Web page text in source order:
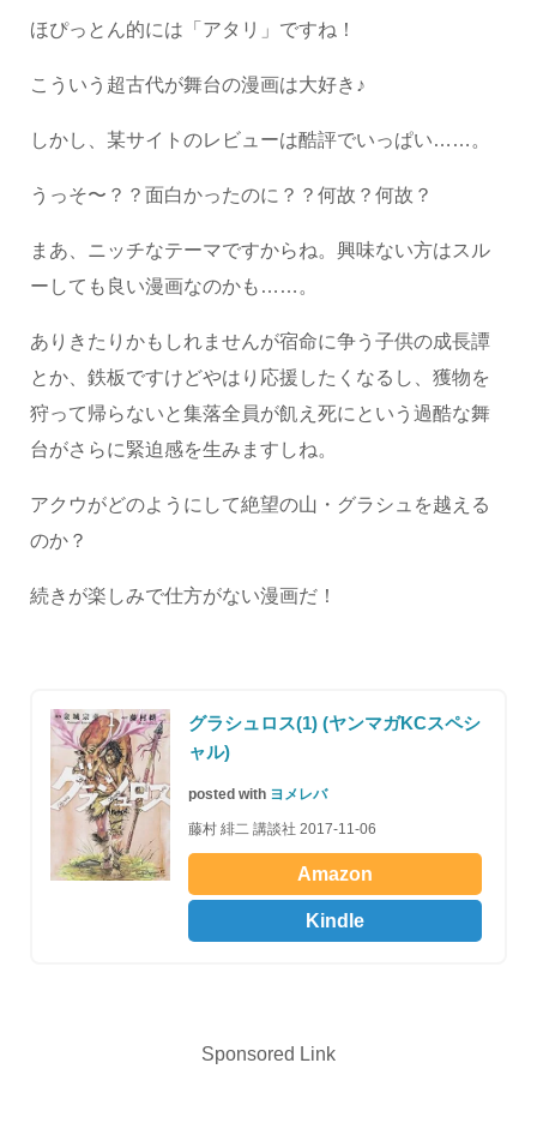
ほぴっとん的には「アタリ」ですね！
こういう超古代が舞台の漫画は大好き♪
しかし、某サイトのレビューは酷評でいっぱい……。
うっそ〜？？面白かったのに？？何故？何故？
まあ、ニッチなテーマですからね。興味ない方はスル
ーしても良い漫画なのかも……。
ありきたりかもしれませんが宿命に争う子供の成長譚
とか、鉄板ですけどやはり応援したくなるし、獲物を
狩って帰らないと集落全員が飢え死にという過酷な舞
台がさらに緊迫感を生みますしね。
アクウがどのようにして絶望の山・グラシュを越える
のか？
続きが楽しみで仕方がない漫画だ！
グラシュロス(1) (ヤンマガKCスペシ
ャル)
posted with ヨメレバ
藤村 緋二 講談社 2017-11-06
Amazon
Kindle
Sponsored Link